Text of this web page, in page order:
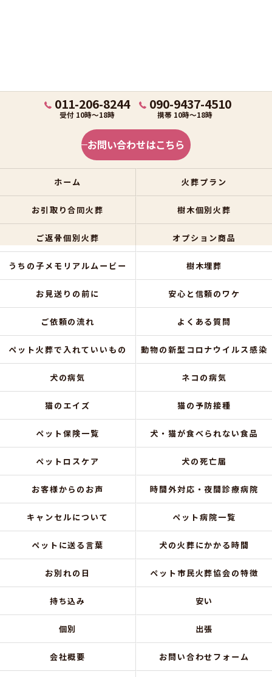
011-206-8244
受付 10時～18時
090-9437-4510
携帯 10時～18時
お問い合わせはこちら
ホーム 火葬プラン
お引取り合同火葬 樹木個別火葬
ご返骨個別火葬 オプション商品
うちの子メモリアルムービー 樹木埋葬
お見送りの前に 安心と信頼のワケ
ご依頼の流れ よくある質問
ペット火葬で入れていいもの 動物の新型コロナウイルス感染
犬の病気 ネコの病気
猫のエイズ 猫の予防接種
ペット保険一覧 犬・猫が食べられない食品
ペットロスケア 犬の死亡届
お客様からのお声 時間外対応・夜間診療病院
キャンセルについて ペット病院一覧
ペットに送る言葉 犬の火葬にかかる時間
お別れの日 ペット市民火葬協会の特徴
持ち込み 安い
個別 出張
会社概要 お問い合わせフォーム